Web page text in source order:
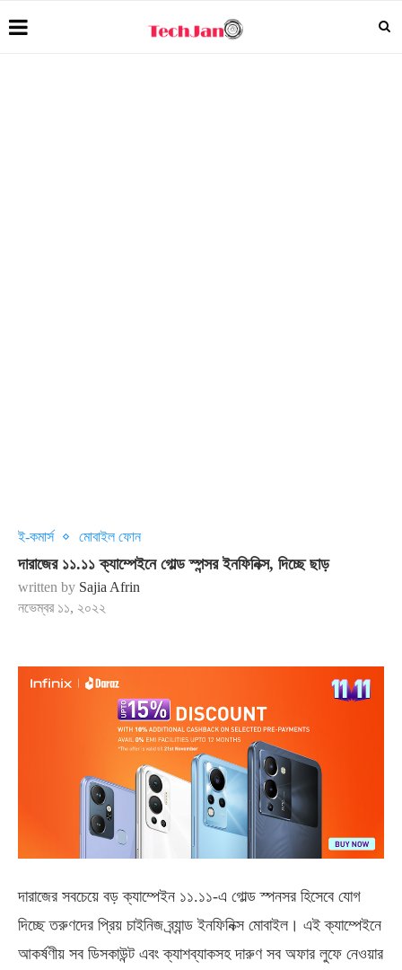
ই-কমার্স মোবাইল ফোন
দারাজের ১১.১১ ক্যাম্পেইনে গোল্ড স্পন্সর ইনফিনিক্স, দিচ্ছে ছাড়
written by Sajia Afrin
নভেম্বর ১১, ২০২২
দারাজের সবচেয়ে বড় ক্যাম্পেইন ১১.১১-এ গোল্ড স্পনসর হিসেবে যোগ
দিচ্ছে তরুণদের প্রিয় চাইনিজ ব্র্যান্ড ইনফিনিক্স মোবাইল। এই ক্যাম্পেইনে
আকর্ষণীয় সব ডিসকাউন্ট এবং ক্যাশব্যাকসহ দারুণ সব অফার লুফে নেওয়ার